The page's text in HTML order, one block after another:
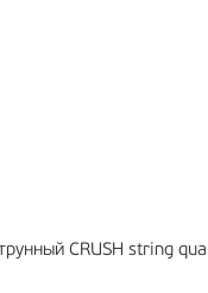
CRUSH string